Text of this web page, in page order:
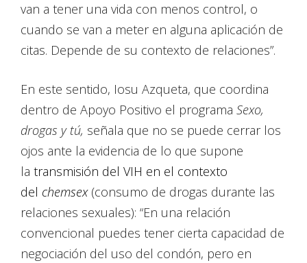
van a tener una vida con menos control, o
cuando se van a meter en alguna aplicación de
citas. Depende de su contexto de relaciones”.
En este sentido, Iosu Azqueta, que coordina
dentro de Apoyo Positivo el programa Sexo,
drogas y tú, señala que no se puede cerrar los
ojos ante la evidencia de lo que supone
la transmisión del VIH en el contexto
del chemsex(consumo de drogas durante las
relaciones sexuales): “En una relación
convencional puedes tener cierta capacidad de
negociación del uso del condón, pero en